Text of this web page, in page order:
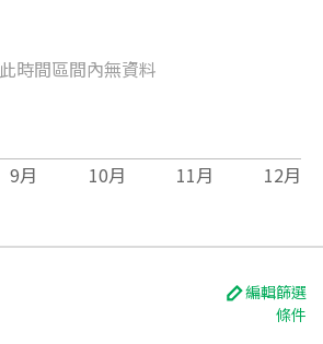
此時間區間內無資料
9月 10月 11月 12月
編輯篩選
條件